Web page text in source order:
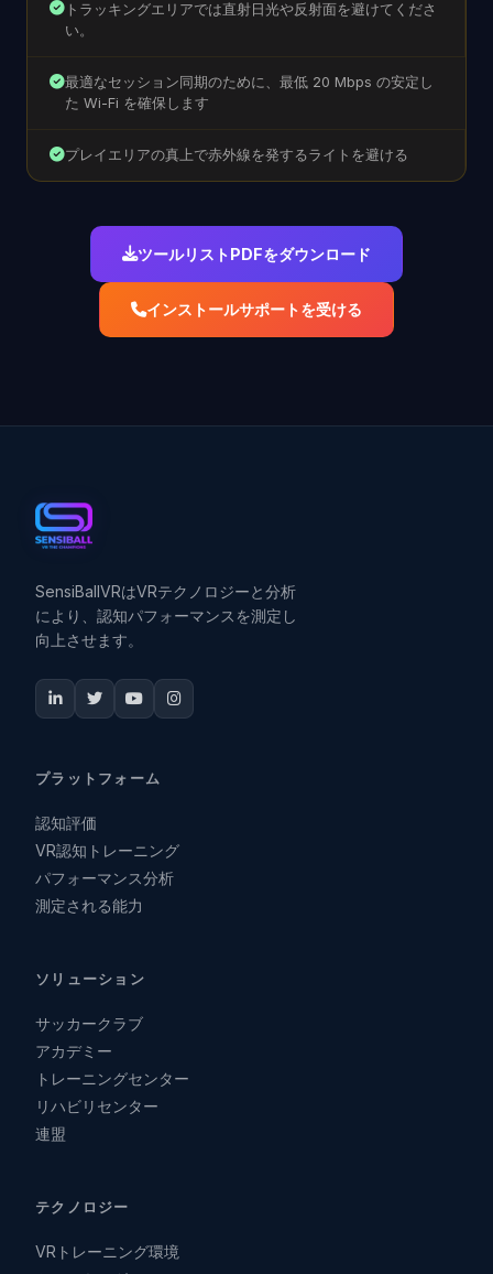
トラッキングエリアでは直射日光や反射面を避けてくださ
い。
最適なセッション同期のために、最低 20 Mbps の安定し
た Wi-Fi を確保します
プレイエリアの真上で赤外線を発するライトを避ける
ツールリストPDFをダウンロード
インストールサポートを受ける
SensiBallVRはVRテクノロジーと分析
により、認知パフォーマンスを測定し
向上させます。
プラットフォーム
認知評価
VR認知トレーニング
パフォーマンス分析
測定される能力
ソリューション
サッカークラブ
アカデミー
トレーニングセンター
リハビリセンター
連盟
テクノロジー
VRトレーニング環境